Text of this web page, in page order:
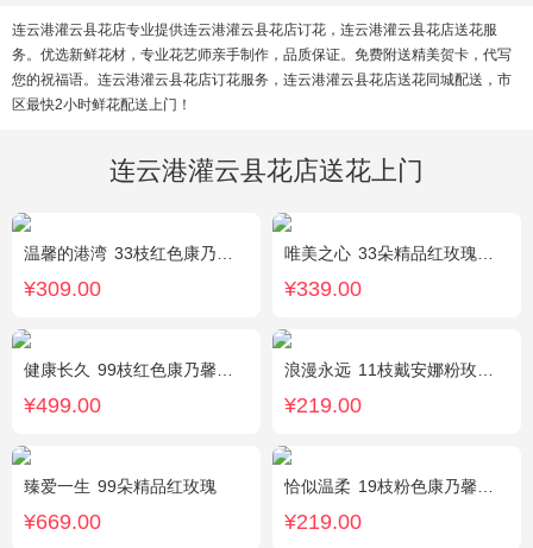
连云港灌云县花店专业提供连云港灌云县花店订花，连云港灌云县花店送花服
务。优选新鲜花材，专业花艺师亲手制作，品质保证。免费附送精美贺卡，代写
您的祝福语。连云港灌云县花店订花服务，连云港灌云县花店送花同城配送，市
区最快2小时鲜花配送上门！
连云港灌云县花店送花上门
温馨的港湾 33枝红色康乃馨，3枝白色多头香水百合，绿叶，满天星搭配丰满。
¥309.00
唯美之心 33朵精品红玫瑰，搭配适量相思梅。
¥339.00
健康长久 99枝红色康乃馨，满天星丰满围绕。
¥499.00
浪漫永远 11枝戴安娜粉玫瑰，1枝浅蓝色绣球，浅紫洋桔梗、栀子叶搭配
¥219.00
臻爱一生 99朵精品红玫瑰
¥669.00
恰似温柔 19枝粉色康乃馨，搭配适量情人草、尤加利叶
¥219.00